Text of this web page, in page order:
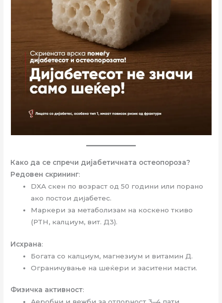
Како да се спречи дијабетичната остеопороза?
Редовен скрининг:
DXA скен по возраст од 50 години или порано
ако постои дијабетес.
Маркери за метаболизам на коскено ткиво
(PTH, калциум, вит. Д3).
Исхрана:
Богата со калциум, магнезиум и витамин Д.
Ограничување на шеќери и заситени масти.
Физичка активност: